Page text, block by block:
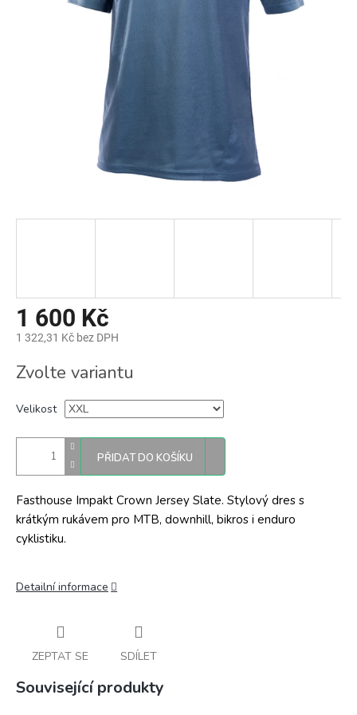
1 600 Kč
1 322,31 Kč bez DPH
cena:
Zvolte variantu
Velikost
PŘIDAT DO KOŠÍKU
Fasthouse Impakt Crown Jersey Slate. Stylový dres s
krátkým rukávem pro MTB, downhill, bikros i enduro
cyklistiku.
Detailní informace
ZEPTAT SE SDÍLET
Související produkty